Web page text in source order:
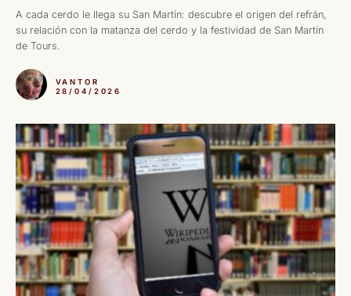
A cada cerdo le llega su San Martín: descubre el origen del refrán,
su relación con la matanza del cerdo y la festividad de San Martín
de Tours.
VANTOR
28/04/2026